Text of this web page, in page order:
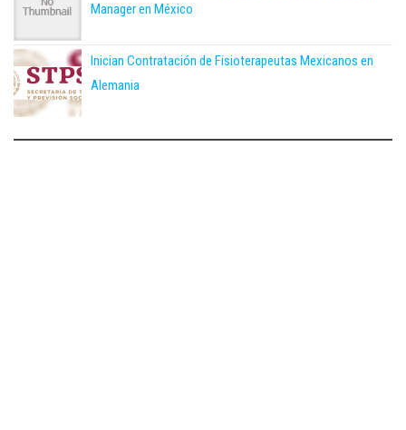
Manager en México
Inician Contratación de Fisioterapeutas Mexicanos en
Alemania